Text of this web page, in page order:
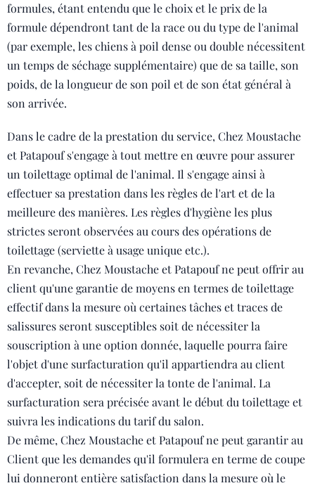
formules, étant entendu que le choix et le prix de la
formule dépendront tant de la race ou du type de l'animal
(par exemple, les chiens à poil dense ou double nécessitent
un temps de séchage supplémentaire) que de sa taille, son
poids, de la longueur de son poil et de son état général à
son arrivée.
Dans le cadre de la prestation du service, Chez Moustache
et Patapouf s'engage à tout mettre en œuvre pour assurer
un toilettage optimal de l'animal. Il s'engage ainsi à
effectuer sa prestation dans les règles de l'art et de la
meilleure des manières. Les règles d'hygiène les plus
strictes seront observées au cours des opérations de
toilettage (serviette à usage unique etc.).
En revanche, Chez Moustache et Patapouf ne peut offrir au
client qu'une garantie de moyens en termes de toilettage
effectif dans la mesure où certaines tâches et traces de
salissures seront susceptibles soit de nécessiter la
souscription à une option donnée, laquelle pourra faire
l'objet d'une surfacturation qu'il appartiendra au client
d'accepter, soit de nécessiter la tonte de l'animal. La
surfacturation sera précisée avant le début du toilettage et
suivra les indications du tarif du salon.
De même, Chez Moustache et Patapouf ne peut garantir au
Client que les demandes qu'il formulera en terme de coupe
lui donneront entière satisfaction dans la mesure où le